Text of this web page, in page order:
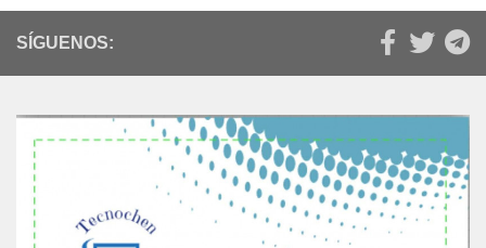
SÍGUENOS: